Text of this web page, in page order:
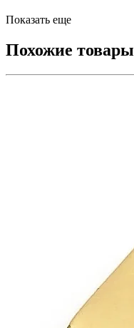
Показать еще
Похожие товары